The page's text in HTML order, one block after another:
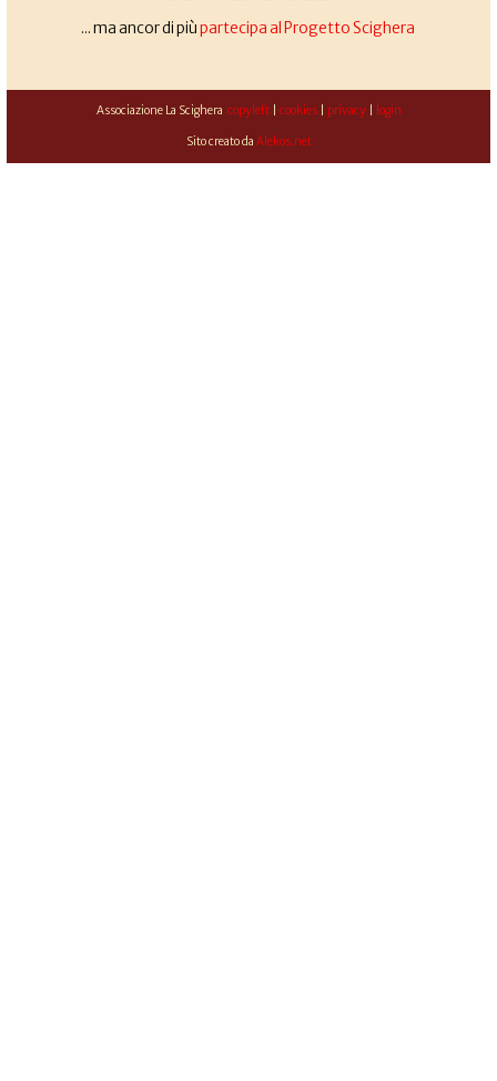
... ma ancor di piùpartecipa al Progetto Scighera
Associazione La Scighera copyleft| cookies| privacy| login
Sito creato da Alekos.net